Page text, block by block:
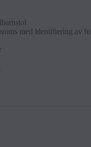
med iden­ti­fier­ing av